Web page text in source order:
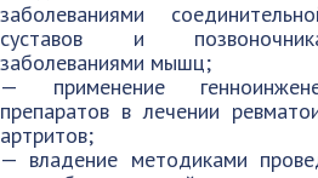
заболеваниями
суставов и
заболеваниями мышц;
— применение
препаратов в лечении
артритов;
— владение методиками